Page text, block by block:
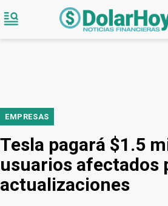
EMPRESAS
Tesla pagará $1.5
usuarios afectados
actualizaciones